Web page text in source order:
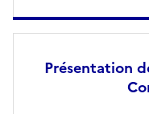
Présentation